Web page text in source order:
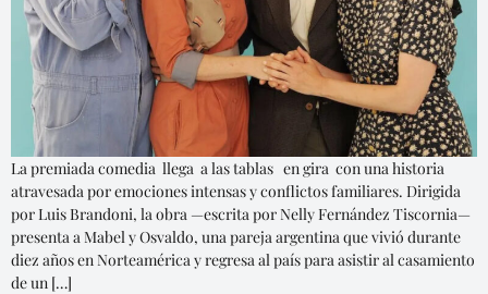
La premiada comedia llega a las tablas en gira con una historia
atravesada por emociones intensas y conflictos familiares. Dirigida
por Luis Brandoni, la obra —escrita por Nelly Fernández Tiscornia—
presenta a Mabel y Osvaldo, una pareja argentina que vivió durante
diez años en Norteamérica y regresa al país para asistir al casamiento
de un […]